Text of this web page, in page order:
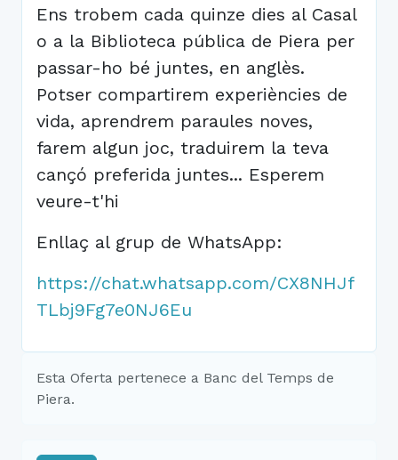
Ens trobem cada quinze dies al Casal
o a la Biblioteca pública de Piera per
passar-ho bé juntes, en anglès.
Potser compartirem experiències de
vida, aprendrem paraules noves,
farem algun joc, traduirem la teva
cançó preferida juntes... Esperem
veure-t'hi
Enllaç al grup de WhatsApp:
https://chat.whatsapp.com/CX8NHJf
TLbj9Fg7e0NJ6Eu
Esta Oferta pertenece a Banc del Temps de
Piera.